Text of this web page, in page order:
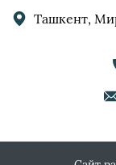
Ташкент,